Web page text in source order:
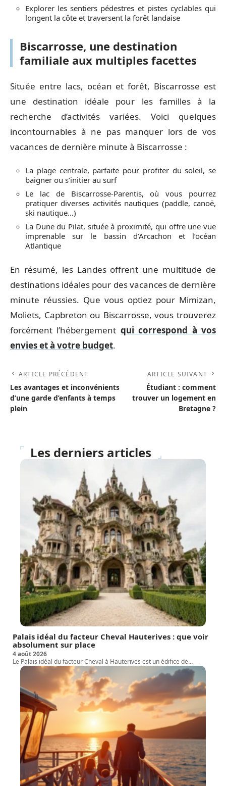
Explorer les sentiers pédestres et pistes cyclables qui
longent la côte et traversent la forêt landaise
Biscarrosse, une destination
familiale aux multiples facettes
Située entre lacs, océan et forêt, Biscarrosse est
une destination idéale pour les familles à la
recherche d’activités variées. Voici quelques
incontournables à ne pas manquer lors de vos
vacances de dernière minute à Biscarrosse :
La plage centrale, parfaite pour profiter du soleil, se
baigner ou s’initier au surf
Le lac de Biscarrosse-Parentis, où vous pourrez
pratiquer diverses activités nautiques (paddle, canoë,
ski nautique…)
La Dune du Pilat, située à proximité, qui offre une vue
imprenable sur le bassin d’Arcachon et l’océan
Atlantique
En résumé, les Landes offrent une multitude de
destinations idéales pour des vacances de dernière
minute réussies. Que vous optiez pour Mimizan,
Moliets, Capbreton ou Biscarrosse, vous trouverez
forcément l’hébergement qui correspond à vos
envies et à votre budget.
ARTICLE PRÉCÉDENT
Les avantages et inconvénients
d’une garde d’enfants à temps
plein
ARTICLE SUIVANT
Étudiant : comment
trouver un logement en
Bretagne ?
Les derniers articles
Palais idéal du facteur Cheval Hauterives : que voir
absolument sur place
4 août 2026
Le Palais idéal du facteur Cheval à Hauterives est un édifice de…